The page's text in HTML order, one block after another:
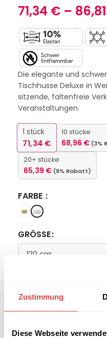
Zustimmung
Diese Webseite
71,34 € – 86,81
Die elegante und
Tischhusse Deluxe in
sitzende, faltenfreie
Veranstaltungen.
1 stück
71,34 €
10 stücke
68,96 € (3%
20+ stücke
65,39 € (8% Rabatt)
FARBE
GRÖSSE